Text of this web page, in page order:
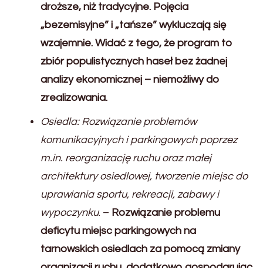
droższe, niż tradycyjne. Pojęcia
„bezemisyjne” i „tańsze” wykluczają się
wzajemnie. Widać z tego, że program to
zbiór populistycznych haseł bez żadnej
analizy ekonomicznej – niemożliwy do
zrealizowania.
Osiedla: Rozwiązanie problemów
komunikacyjnych i parkingowych poprzez
m.in. reorganizację ruchu oraz małej
architektury osiedlowej, tworzenie miejsc do
uprawiania sportu, rekreacji, zabawy i
wypoczynku. – Rozwiązanie problemu
deficytu miejsc parkingowych na
tarnowskich osiedlach za pomocą zmiany